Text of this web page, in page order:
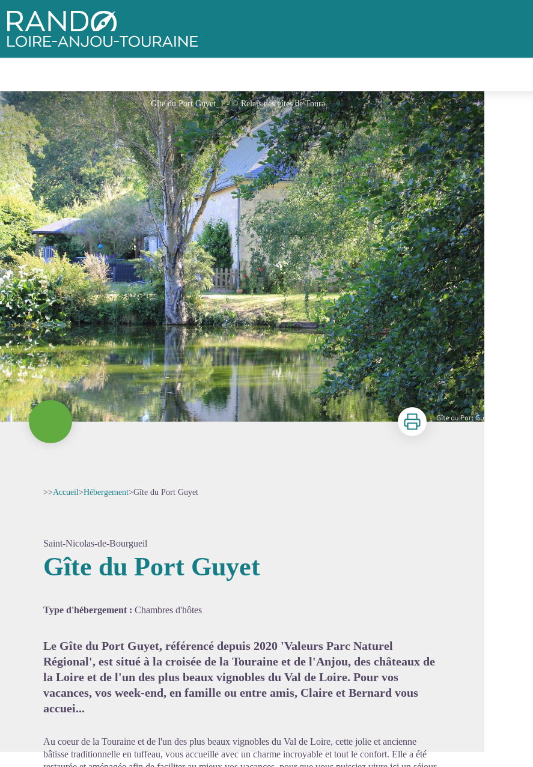
Rando Loire-Anjou-Touraine
Gîte du Port Guyet_1 - © Relais des gîtes de Touraine
Imprimer
>>Accueil>Hébergement>Gîte du Port Guyet
Saint-Nicolas-de-Bourgueil
Gîte du Port Guyet
Type d'hébergement : Chambres d'hôtes
Le Gîte du Port Guyet, référencé depuis 2020 'Valeurs Parc Naturel
Régional', est situé à la croisée de la Touraine et de l'Anjou, des châteaux de
la Loire et de l'un des plus beaux vignobles du Val de Loire. Pour vos
vacances, vos week-end, en famille ou entre amis, Claire et Bernard vous
accuei...
Au coeur de la Touraine et de l'un des plus beaux vignobles du Val de Loire, cette jolie et ancienne
bâtisse traditionnelle en tuffeau, vous accueille avec un charme incroyable et tout le confort. Elle a été